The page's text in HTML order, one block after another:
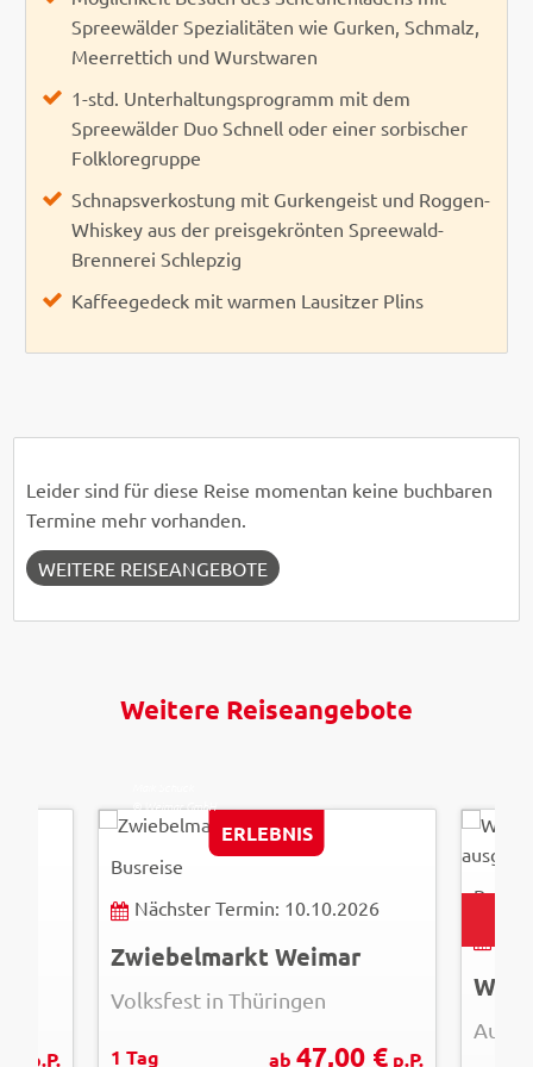
Spreewälder Spezialitäten wie Gurken, Schmalz,
Meerrettich und Wurstwaren
1-std. Unterhaltungsprogramm mit dem
Spreewälder Duo Schnell oder einer sorbischer
Folkloregruppe
Schnapsverkostung mit Gurkengeist und Roggen-
Whiskey aus der preisgekrönten Spreewald-
Brennerei Schlepzig
Kaffeegedeck mit warmen Lausitzer Plins
Leider sind für diese Reise momentan keine buchbaren
Termine mehr vorhanden.
WEITERE REISEANGEBOTE
Weitere Reiseangebote
p.P.
© Weimar GmbH
ERLEBNIS
Busreise
Nächster Termin: 10.10.2026
Zwiebelmarkt Weimar
Volksfest in Thüringen
1 Tag ab 47,00 €p.P.